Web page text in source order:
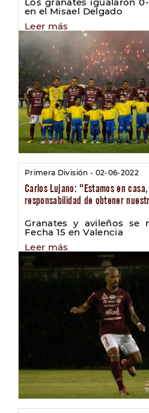
en el Misael Delgado
Leer más
Primera División - 02-06-2022
Carlos Lujano: "Estamos en
responsabilidad de obtener
Granates y avileños se
Fecha 15 en Valencia
Leer más